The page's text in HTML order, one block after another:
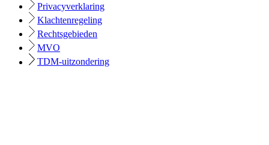
Privacyverklaring
Klachtenregeling
Rechtsgebieden
MVO
TDM-uitzondering